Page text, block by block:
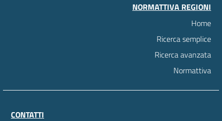
NORMATTIVA REGIONI
Home
Ricerca semplice
Ricerca avanzata
Normattiva
CONTATTI